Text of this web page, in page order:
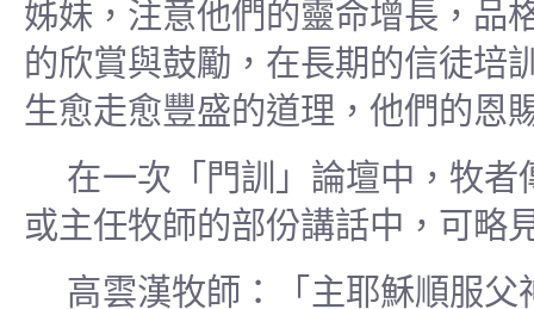
姊妹，注意他們的靈命增長，品
的欣賞與鼓勵，在長期的信徒培
生愈走愈豐盛的道理，他們的恩
在一次「門訓」論壇中，牧
或主任牧師的部份講話中，可略
高雲漢牧師：「主耶穌順服